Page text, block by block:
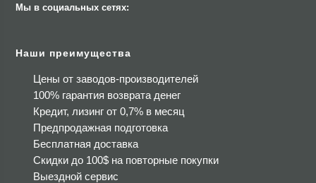
Мы в социальных сетях:
Наши преимущества
Цены от заводов-производителей
100% гарантия возврата денег
Кредит, лизинг от 0,7% в месяц
Предпродажная подготовка
Бесплатная доставка
Скидки до 100$ на повторные покупки
Выездной сервис